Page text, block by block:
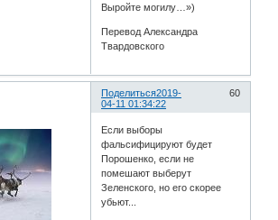
Выройте могилу…»)
Перевод Александра
Твардовского
Поделиться 60
2019-
04-11 01:34:22
Если выборы
фальсифицируют будет
Порошенко, если не
помешают выберут
Зеленского, но его скорее
убьют...